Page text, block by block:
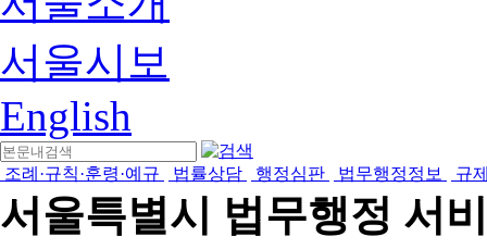
서울시보
English
조례·규칙·훈령·예규 법률상담 행정심판 법무행정정보 규
서울특별시 법무행정 서